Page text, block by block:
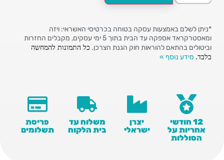
*ניתן לשלם באמצעות עסקה בטוחה בכרטיסי האשראי: ויזה
ומאסטרקראד אספקה עד הבית בתוך 5 ימי עסקים, מקבלים החזרות
וביטולים בהתאם להוראות חוק הגנת הצרכן. כל התמונות להמחשה
בלבד. מידע נוסף »
12 חודשי
אחריות על
הסוללות
יצרן
ישראלי
משלוח עד
בית הלקוח
פריסת
תשלומים